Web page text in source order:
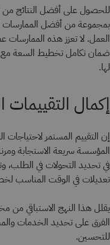
للحصول على أفضل النتائج من
بمجموعة من أفضل الممارسات
العمل. لا تعزز هذه
ضمان تكامل تخطيط السعة مع
لها.
إكمال التقييمات
إن التقييم المستمر
المؤسسة سريعة الاستجابة
في تحديد التحولات في الطلب،
تعديلات في الوقت المناسب
يقلل هذا النهج الاستباقي من
الفرق على تحديد الخدمات
للتحسين.